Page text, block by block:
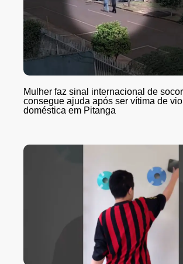
Mulher faz sinal internacional de
consegue ajuda após ser vítima de
doméstica em Pitanga